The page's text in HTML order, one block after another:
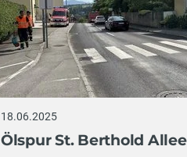
18.06.2025
Ölspur St. Berthold Allee